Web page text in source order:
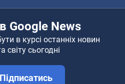
Google News
в курсі останніх новин
світу сьогодні
Підписатись